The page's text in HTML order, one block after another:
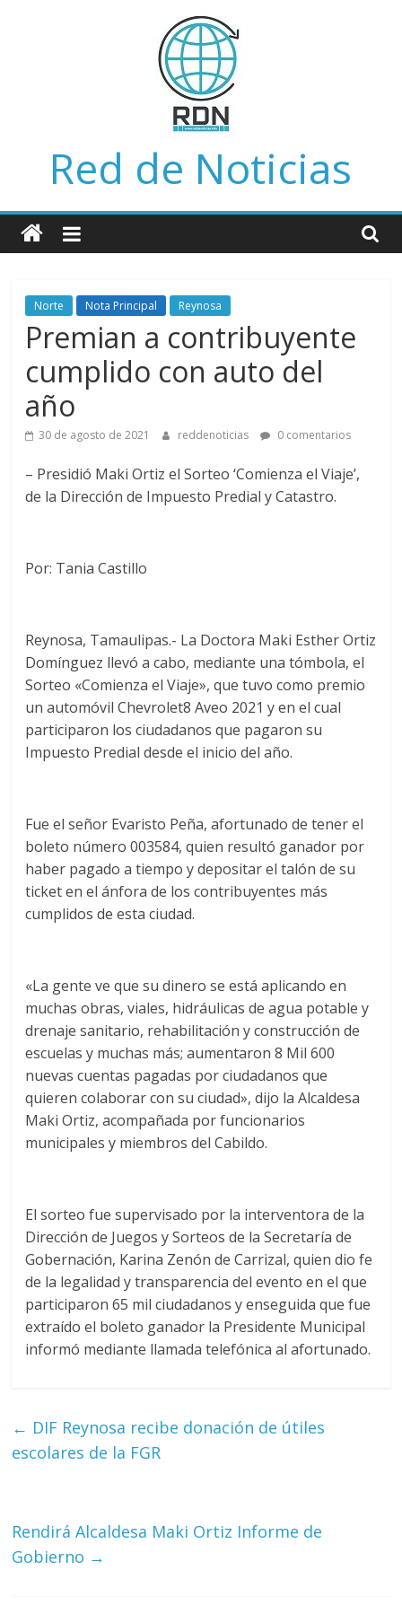
Red de Noticias
Norte Nota Principal Reynosa
Premian a contribuyente
cumplido con auto del
año
30 de agosto de 2021 reddenoticias 0 comentarios
– Presidió Maki Ortiz el Sorteo ‘Comienza el Viaje’,
de la Dirección de Impuesto Predial y Catastro.
Por: Tania Castillo
Reynosa, Tamaulipas.- La Doctora Maki Esther Ortiz
Domínguez llevó a cabo, mediante una tómbola, el
Sorteo «Comienza el Viaje», que tuvo como premio
un automóvil Chevrolet8 Aveo 2021 y en el cual
participaron los ciudadanos que pagaron su
Impuesto Predial desde el inicio del año.
Fue el señor Evaristo Peña, afortunado de tener el
boleto número 003584, quien resultó ganador por
haber pagado a tiempo y depositar el talón de su
ticket en el ánfora de los contribuyentes más
cumplidos de esta ciudad.
«La gente ve que su dinero se está aplicando en
muchas obras, viales, hidráulicas de agua potable y
drenaje sanitario, rehabilitación y construcción de
escuelas y muchas más; aumentaron 8 Mil 600
nuevas cuentas pagadas por ciudadanos que
quieren colaborar con su ciudad», dijo la Alcaldesa
Maki Ortiz, acompañada por funcionarios
municipales y miembros del Cabildo.
El sorteo fue supervisado por la interventora de la
Dirección de Juegos y Sorteos de la Secretaría de
Gobernación, Karina Zenón de Carrizal, quien dio fe
de la legalidad y transparencia del evento en el que
participaron 65 mil ciudadanos y enseguida que fue
extraído el boleto ganador la Presidente Municipal
informó mediante llamada telefónica al afortunado.
← DIF Reynosa recibe donación de útiles
escolares de la FGR
Rendirá Alcaldesa Maki Ortiz Informe de
Gobierno →